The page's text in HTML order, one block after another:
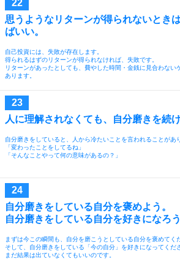
思うようなリターンが得られないとき
ばいい。
自己投資には、失敗が存在します。
得られるはずのリターンが得られなければ、失敗です。
リターンがあったとしても、費やした時間・金銭に見合わない
あります。
人に理解されなくても、自分磨きを続け
自分磨きをしていると、人から冷たいことを言われることがあ
「変わったことをしてるね」
「そんなことやって何の意味があるの？」
自分磨きをしている自分を褒めよう。
自分磨きをしている自分を好きになろう
まずは今この瞬間も、自分を磨こうとしている自分を褒めてく
そして、自分磨きをしている「今の自分」を好きになってくだ
まだ結果は出ていなくてもいいのです。